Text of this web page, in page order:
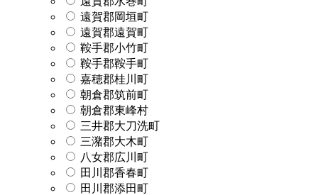
遠賀郡岡垣町
遠賀郡遠賀町
鞍手郡小竹町
鞍手郡鞍手町
嘉穂郡桂川町
朝倉郡筑前町
朝倉郡東峰村
三井郡大刀洗町
三潴郡大木町
八女郡広川町
田川郡香春町
田川郡添田町